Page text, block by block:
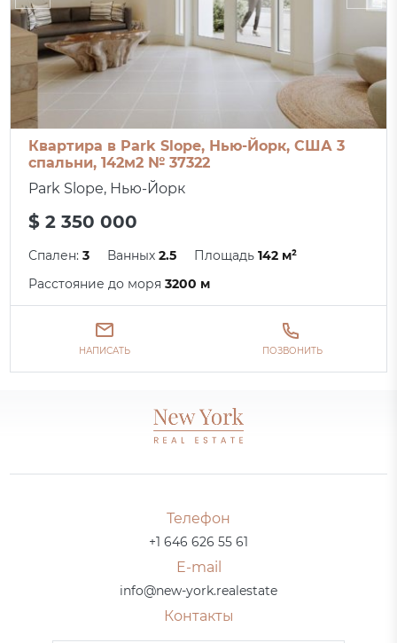
Квартира в Park Slope, Нью-Йорк, США 3
спальни, 142м2 № 37322
Park Slope, Нью-Йорк
$ 2 350 000
Спален:3 Ванных2.5 Площадь142 м²
Расстояние до моря3200 м
НАПИСАТЬ ПОЗВОНИТЬ
Телефон
+1 646 626 55 61
E-mail
info@new-york.realestate
Контакты